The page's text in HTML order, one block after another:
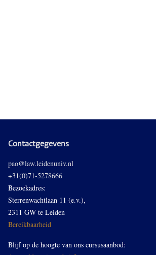
Contactgegevens
pao@law.leidenuniv.nl
+31(0)71-5278666
Bezoekadres:
Sterrenwachtlaan 11 (e.v.),
2311 GW te Leiden
Bereikbaarheid
Blijf op de hoogte van ons cursusaanbod: